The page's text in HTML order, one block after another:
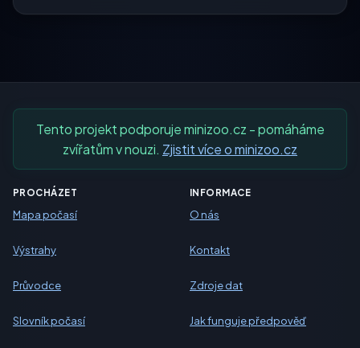
Tento projekt podporuje minizoo.cz - pomáháme
zvířatům v nouzi. Zjistit více o minizoo.cz
PROCHÁZET
Mapa počasí
Výstrahy
Průvodce
Slovník počasí
INFORMACE
O nás
Kontakt
Zdroje dat
Jak funguje předpověď